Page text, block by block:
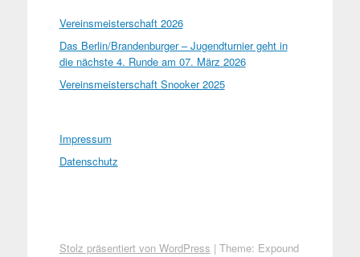
Vereinsmeisterschaft 2026
Das Berlin/Brandenburger – Jugendturnier geht in
die nächste 4. Runde am 07. März 2026
Vereinsmeisterschaft Snooker 2025
Impressum
Datenschutz
Stolz präsentiert von WordPress | Theme: Expound